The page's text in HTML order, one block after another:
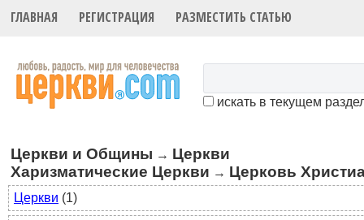
ГЛАВНАЯ РЕГИСТРАЦИЯ РАЗМЕСТИТЬ СТАТЬЮ
искать в текущем
Церкви и Общины → Церкви
Харизматические Церкви → Церковь
Церкви (1)